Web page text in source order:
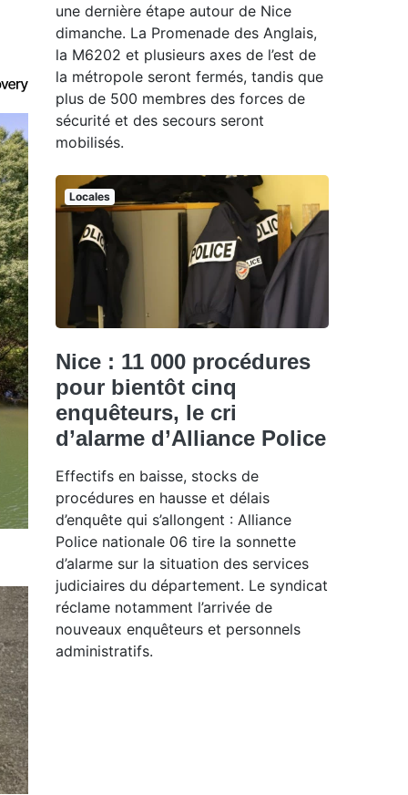
une dernière étape autour de Nice
dimanche. La Promenade des Anglais,
la M6202 et plusieurs axes de l’est de
la métropole seront fermés, tandis que
plus de 500 membres des forces de
sécurité et des secours seront
mobilisés.
Locales
Nice : 11 000 procédures
pour bientôt cinq
enquêteurs, le cri
d’alarme d’Alliance Police
Effectifs en baisse, stocks de
procédures en hausse et délais
d’enquête qui s’allongent : Alliance
Police nationale 06 tire la sonnette
d’alarme sur la situation des services
judiciaires du département. Le syndicat
réclame notamment l’arrivée de
nouveaux enquêteurs et personnels
administratifs.